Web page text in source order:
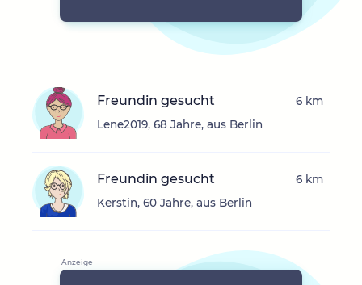
Freundin gesucht
Lene2019, 68 Jahre, aus Berlin
6 km
Freundin gesucht
Kerstin, 60 Jahre, aus Berlin
6 km